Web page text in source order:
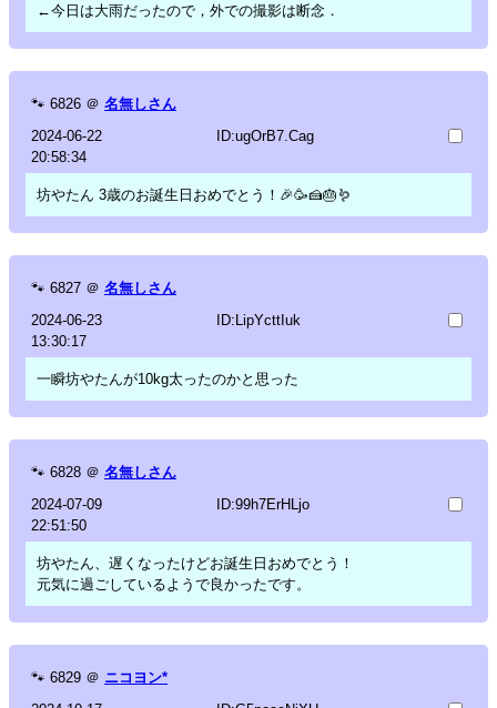
←今日は大雨だったので，外での撮影は断念．
🐾 6826 ＠ 名無しさん
2024-06-22
20:58:34
ID:ugOrB7.Cag
坊やたん 3歳のお誕生日おめでとう！🎉🥳🍰🎂🪱
🐾 6827 ＠ 名無しさん
2024-06-23
13:30:17
ID:LipYcttIuk
一瞬坊やたんが10kg太ったのかと思った
🐾 6828 ＠ 名無しさん
2024-07-09
22:51:50
ID:99h7ErHLjo
坊やたん、遅くなったけどお誕生日おめでとう！
元気に過ごしているようで良かったです。
🐾 6829 ＠ ニコヨン*